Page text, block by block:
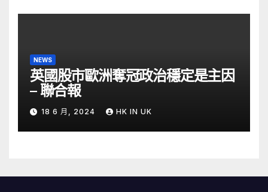
NEWS
英國股市歐洲奪冠政治穩定是主因
– 聯合報
18 6 月, 2024 HK IN UK